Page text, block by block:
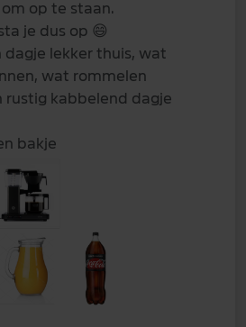
op te staan.
je dus op 😄
dagje lekker thuis, wat
wat rommelen
rustig kabbelend dagje
bakje